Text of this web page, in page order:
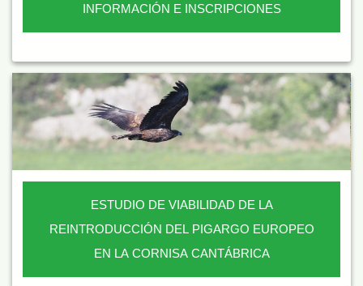
INFORMACIÓN E INSCRIPCIONES
ESTUDIO DE VIABILIDAD DE LA
REINTRODUCCIÓN DEL PIGARGO EUROPEO
EN LA CORNISA CANTÁBRICA